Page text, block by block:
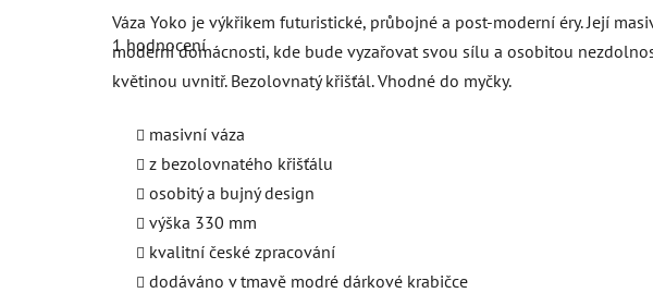
Průměrné
hodnocení
produktu
je
5,0
hvězdiček.
1 hodnocení
Váza Yoko je výkřikem futuristické, průbojné a post-moderní éry. Její
moderní domácnosti, kde bude vyzařovat svou sílu a osobitou
květinou uvnitř. Bezolovnatý křišťál. Vhodné do myčky.
masivní váza
z bezolovnatého křišťálu
osobitý a bujný design
výška 330 mm
kvalitní české zpracování
dodáváno v tmavě modré dárkové krabičce